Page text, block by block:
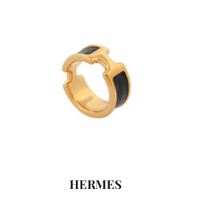
HERMES